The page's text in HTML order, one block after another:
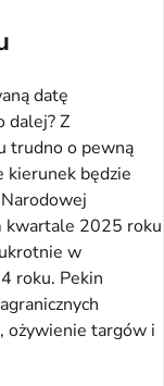
datę
dalej? Z
trudno o pewną
kierunek będzie
kwartale 2025 roku
w
roku. Pekin
ożywienie targów i